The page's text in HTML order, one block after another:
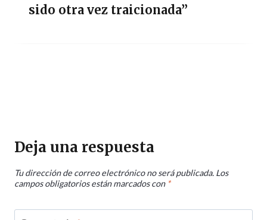
sido otra vez traicionada”
Deja una respuesta
Tu dirección de correo electrónico no será publicada. Los
campos obligatorios están marcados con *